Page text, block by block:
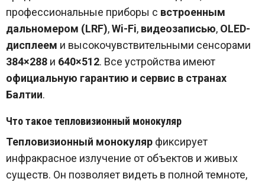
профессиональные приборы с встроенным
дальномером (LRF),Wi-Fi, видеозаписью, OLED-
дисплеем и высокочувствительными сенсорами
384×288 и 640×512. Все устройства имеют
официальную гарантию и сервис в странах
Балтии.
Что такое тепловизионный монокуляр
Тепловизионный монокуляр фиксирует
инфракрасное излучение от объектов и живых
существ. Он позволяет видеть в полной темноте,